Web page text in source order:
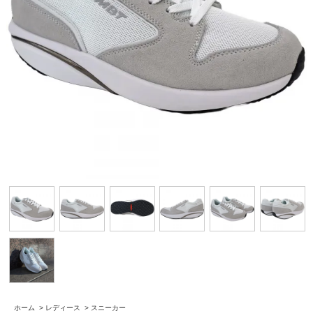
ホーム > レディース > スニーカー